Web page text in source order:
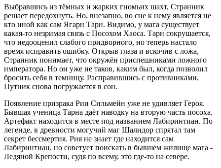
Выбравшись из тёмных и жарких гномьих шахт, Странник
решает передохнуть. Но, внезапно, во сне к нему является не
кто иной как сам Ягарн Тарн. Видимо, у мага существует
какая-то незримая связь с Посохом Хаоса. Тарн сокрушается,
что недооценил слабого придворного, но теперь настало
время исправить ошибку. Открыв глаза и вскочив с ложа,
Странник понимает, что окружён приспешниками ложного
императора. Но он уже не таков, каким был, когда позволил
бросить себя в темницу. Расправившись с противниками,
Путник снова погружается в сон.
Появление призрака Рии Сильмейн уже не удивляет Героя.
Бывшая ученица Тарна даёт наводку на вторую часть посоха.
Артефакт находится в месте под названием Лабиринтиан. По
легенде, в древности могучий маг Шалидор спрятал там
секрет бессмертия. Рия не знает где находится сам
Лабиринтиан, но советует поискать в бывшем жилище мага -
Ледяной Крепости, судя по всему, это где-то на севере.